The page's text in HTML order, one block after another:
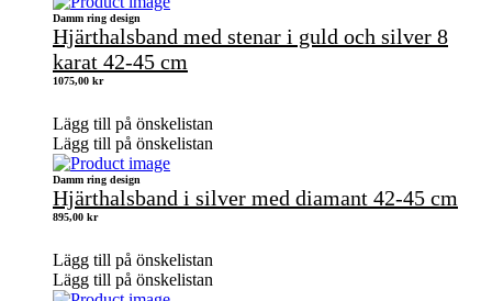
Damm ring design
Hjärthalsband med stenar i guld och silver 8
karat 42-45 cm
1075,00 kr
Lägg till på önskelistan
Lägg till på önskelistan
Damm ring design
Hjärthalsband i silver med diamant 42-45 cm
895,00 kr
Lägg till på önskelistan
Lägg till på önskelistan